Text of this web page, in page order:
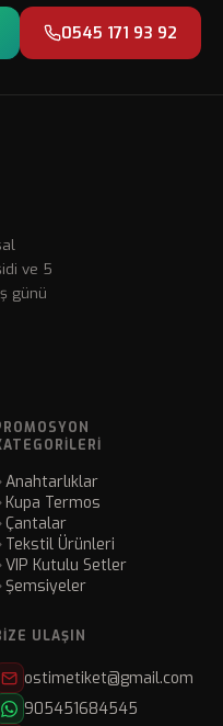
0545 171 93 92
ve 5
günü
Anahtarlıklar
Kupa Termos
Çantalar
Tekstil Ürünleri
VIP Kutulu Setler
Şemsiyeler
ULAŞIN
ostimetiket@gmail.com
905451684545